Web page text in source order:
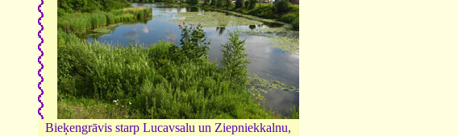
Bieķengrāvis starp Lucavsalu un Ziepniekkalnu,